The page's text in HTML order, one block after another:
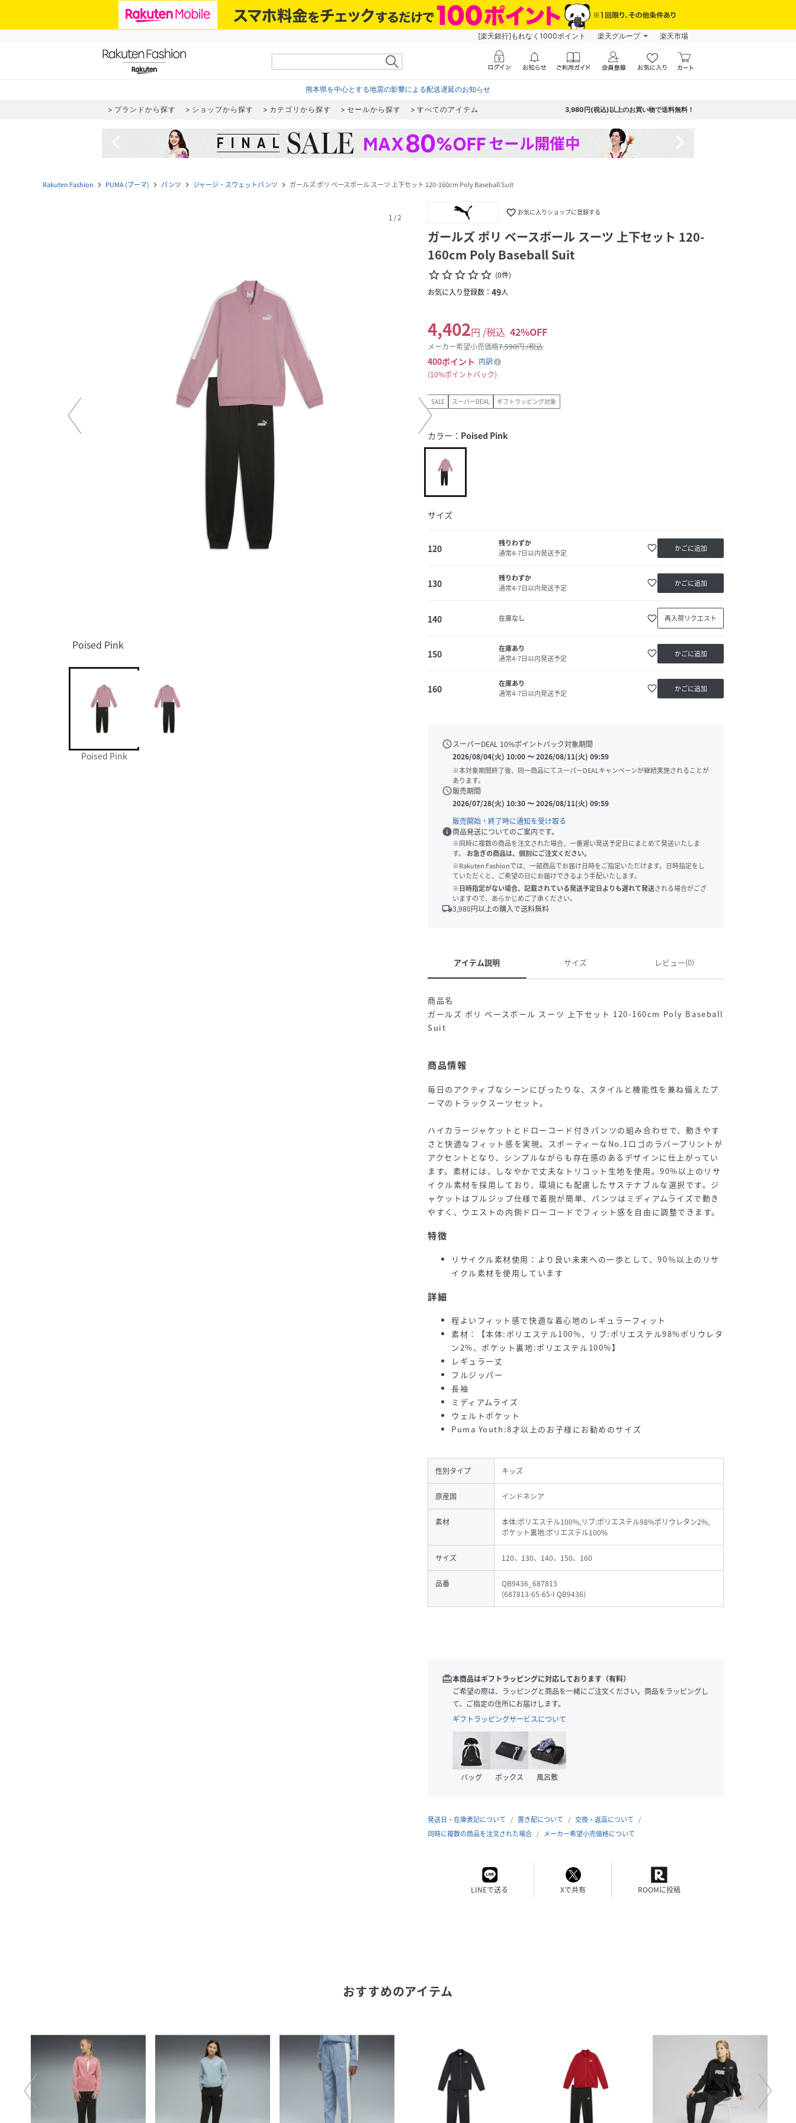
[楽天銀行]もれなく1000ポイント 楽天グループ 楽天市場
熊本県を中心とする地震の影響による配送遅延のお知らせ
ブランドから探す ショップから探す カテゴリから探す セールから探す すべてのアイテム 3,980円(税込)以上のお買い物で送料無料！
Rakuten Fashion navigate_next PUMA (プーマ) navigate_next パンツ navigate_next ジャージ・スウェットパンツ navigate_next ガールズ ポリ ベースボール スーツ 上下セット 120-160cm Poly Baseball Suit
1 /2
Poised Pink
Poised Pink
favorite_border お気に入りショップに登録する
ガールズ ポリ ベースボール スーツ 上下セット 120-
160cm Poly Baseball Suit
star_borderstar_borderstar_borderstar_borderstar_border (0件)
お気に入り登録数： 49人
4,402円 /税込 42%OFF
メーカー希望小売価格7,590円 /税込
400ポイント 内訳
10%ポイントバック
SALE スーパーDEAL ギフトラッピング対象
カラー： Poised Pink
サイズ
120
残りわずか
通常4-7日以内発送予定
favorite_border かごに追加
130
残りわずか
通常4-7日以内発送予定
favorite_border かごに追加
140 在庫なし favorite_border 再入荷リクエスト
150
在庫あり
通常4-7日以内発送予定
favorite_border かごに追加
160
在庫あり
通常4-7日以内発送予定
favorite_border かごに追加
scheduleスーパーDEAL 10%ポイントバック対象期間
2026/08/04(火) 10:00〜2026/08/11(火) 09:59
※本対象期間終了後、同一商品にてスーパーDEALキャンペーンが継続実施されることが
あります。
schedule販売期間
2026/07/28(火) 10:30〜2026/08/11(火) 09:59
販売開始・終了時に通知を受け取る
info商品発送についてのご案内です。
※同時に複数の商品を注文された場合、一番遅い発送予定日にまとめて発送いたしま
す。
お急ぎの商品は、個別にご注文ください。
※Rakuten Fashionでは、一部商品でお届け日時をご指定いただけます。日時指定をし
ていただくと、ご希望の日にお届けできるよう手配いたします。
※日時指定がない場合、記載されている発送予定日よりも遅れて発送される場合がござ
いますので、あらかじめご了承ください。
local_shipping3,980円以上の購入で送料無料
アイテム説明 サイズ レビュー(0)
商品名
ガールズ ポリ ベースボール スーツ 上下セット 120-160cm Poly Baseball
Suit
商品情報
毎日のアクティブなシーンにぴったりな、スタイルと機能性を兼ね備えたプ
ーマのトラックスーツセット。
ハイカラージャケットとドローコード付きパンツの組み合わせで、動きやす
さと快適なフィット感を実現。スポーティーなNo.1ロゴのラバープリントが
アクセントとなり、シンプルながらも存在感のあるデザインに仕上がってい
ます。素材には、しなやかで丈夫なトリコット生地を使用。90%以上のリサ
イクル素材を採用しており、環境にも配慮したサステナブルな選択です。ジ
ャケットはフルジップ仕様で着脱が簡単、パンツはミディアムライズで動き
やすく、ウエストの内側ドローコードでフィット感を自由に調整できます。
特徴
リサイクル素材使用：より良い未来への一歩として、90％以上のリサ
イクル素材を使用しています
詳細
程よいフィット感で快適な着心地のレギュラーフィット
素材：【本体:ポリエステル100%、リブ:ポリエステル98%ポリウレタ
ン2%、ポケット裏地:ポリエステル100%】
レギュラー丈
フルジッパー
長袖
ミディアムライズ
ウェルトポケット
Puma Youth:8才以上のお子様にお勧めのサイズ
性別タイプ キッズ
原産国 インドネシア
素材
本体:ポリエステル100%,リブ:ポリエステル98%ポリウレタン2%,
ポケット裏地:ポリエステル100%
サイズ 120、130、140、150、160
品番
QB9436_687813
(687813-65-65-I QB9436)
redeem本商品はギフトラッピングに対応しております（有料）
ご希望の際は、ラッピングと商品を一緒にご注文ください。商品をラッピングし
て、ご指定の住所にお届けします。
ギフトラッピングサービスについて
バッグ ボックス 風呂敷
発送日・在庫表記について 置き配について
交換・返品について
同時に複数の商品を注文された場合
メーカー希望小売価格について
LINEで送る Xで共有 ROOMに投稿
おすすめのアイテム